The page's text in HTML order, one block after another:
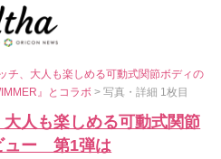
チ、大人も楽しめる可動式関節ボディの
』とコラボ> 写真・詳細 1枚目
人も楽しめる可動式関節
ュー 第1弾は